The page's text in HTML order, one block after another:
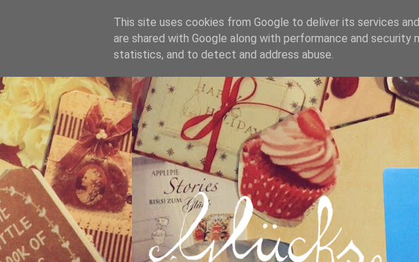
This site uses cookies from Google to deliver its services
are shared with Google along with performance and
statistics, and to detect and address abuse.